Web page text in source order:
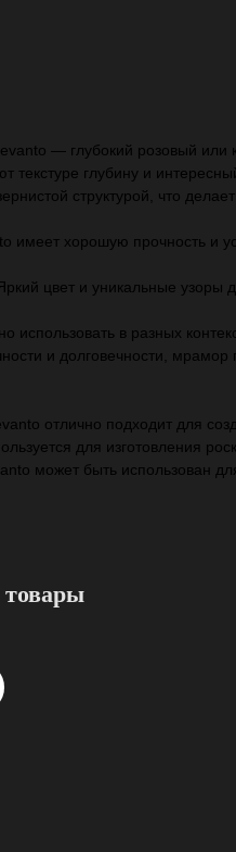
— глубокий розовый или
глубину и
структурой, что
имеет хорошую прочность и
цвет и уникальные
использовать в разных
и долговечности,
отлично подходит для
для изготовления
может быть использован
товары